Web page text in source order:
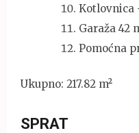
Kotlovnica
Garaža 42
Pomoćna
Ukupno: 217.82 m²
SPRAT